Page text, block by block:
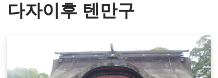
다자이후 텐만구